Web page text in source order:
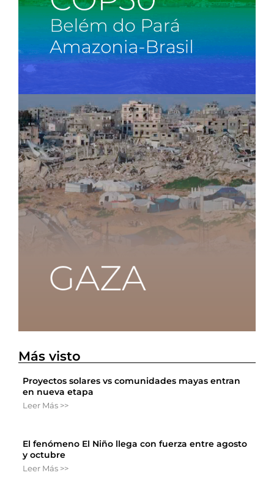
Más visto
Proyectos solares vs comunidades mayas entran
en nueva etapa
Leer Más >>
El fenómeno El Niño llega con fuerza entre agosto
y octubre
Leer Más >>